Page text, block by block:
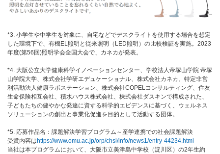
*3. 小学生や中学生を対象に、自宅などでデスクライトを使用する場合を想定
した環境下で、有機EL照明と従来照明（LED照明）の比較検証を実施。2023
年度(第56回)照明学会全国大会で、カネカが発表。
*4. 大阪公立大学健康科学イノベーションセンター、学校法人帝塚山学院 帝塚
山学院大学、株式会社学研エデュケーショナル、株式会社カネカ、特定非営
利活動法人健康ラボステーション、株式会社COPELコンサルティング、住友
生命保険相互会社、積水ハウス株式会社、株式会社ダスキンで構成された、
子どもたちの健やかな発達に資する科学的エビデンスに基づく、ウェルネス
ソリューションの創出と事業化促進を目的として活動する団体。
*5. 応募作品名：課題解決学習プログラム～産学連携での社会課題解決
受賞内容はhttps://www.omu.ac.jp/orp/chsi/info/news1/entry-44234.html
当社は本プログラムにおいて、大阪市立美津島中学校（淀川区）の2年生約